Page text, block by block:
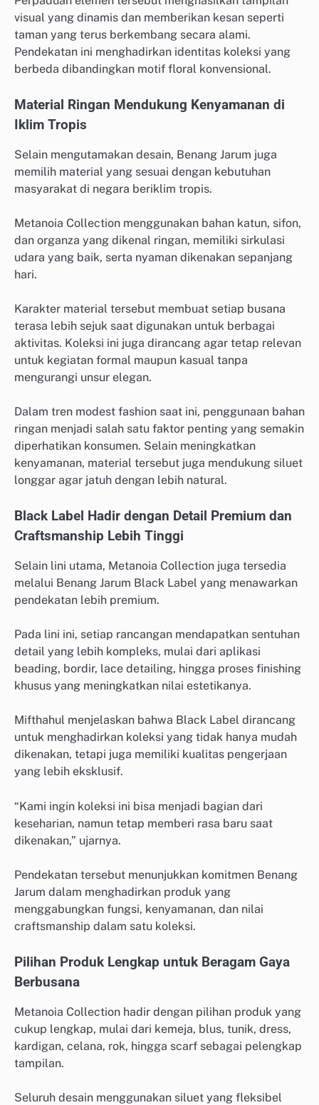
visual yang dinamis dan memberikan kesan seperti
taman yang terus berkembang secara alami.
Pendekatan ini menghadirkan identitas koleksi yang
berbeda dibandingkan motif floral konvensional.
Material Ringan Mendukung Kenyamanan di
Iklim Tropis
Selain mengutamakan desain, Benang Jarum juga
memilih material yang sesuai dengan kebutuhan
masyarakat di negara beriklim tropis.
Metanoia Collection menggunakan bahan katun, sifon,
dan organza yang dikenal ringan, memiliki sirkulasi
udara yang baik, serta nyaman dikenakan sepanjang
hari.
Karakter material tersebut membuat setiap busana
terasa lebih sejuk saat digunakan untuk berbagai
aktivitas. Koleksi ini juga dirancang agar tetap relevan
untuk kegiatan formal maupun kasual tanpa
mengurangi unsur elegan.
Dalam tren modest fashion saat ini, penggunaan bahan
ringan menjadi salah satu faktor penting yang semakin
diperhatikan konsumen. Selain meningkatkan
kenyamanan, material tersebut juga mendukung siluet
longgar agar jatuh dengan lebih natural.
Black Label Hadir dengan Detail Premium dan
Craftsmanship Lebih Tinggi
Selain lini utama, Metanoia Collection juga tersedia
melalui Benang Jarum Black Label yang menawarkan
pendekatan lebih premium.
Pada lini ini, setiap rancangan mendapatkan sentuhan
detail yang lebih kompleks, mulai dari aplikasi
beading, bordir, lace detailing, hingga proses finishing
khusus yang meningkatkan nilai estetikanya.
Mifthahul menjelaskan bahwa Black Label dirancang
untuk menghadirkan koleksi yang tidak hanya mudah
dikenakan, tetapi juga memiliki kualitas pengerjaan
yang lebih eksklusif.
“Kami ingin koleksi ini bisa menjadi bagian dari
keseharian, namun tetap memberi rasa baru saat
dikenakan,” ujarnya.
Pendekatan tersebut menunjukkan komitmen Benang
Jarum dalam menghadirkan produk yang
menggabungkan fungsi, kenyamanan, dan nilai
craftsmanship dalam satu koleksi.
Pilihan Produk Lengkap untuk Beragam Gaya
Berbusana
Metanoia Collection hadir dengan pilihan produk yang
cukup lengkap, mulai dari kemeja, blus, tunik, dress,
kardigan, celana, rok, hingga scarf sebagai pelengkap
tampilan.
Seluruh desain menggunakan siluet yang fleksibel